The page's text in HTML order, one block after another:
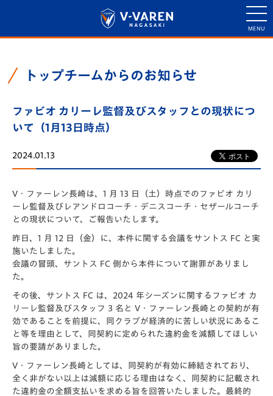
トップチームからのお知らせ
ファビオ カリーレ監督及びスタッフとの現状につ
いて（1月13日時点）
2024.01.13
V・ファーレン長崎は、1 月 13 日（土）時点でのファビオ カリ
ーレ監督及びレアンドロコーチ・デニスコーチ・セザールコーチ
との現状について、ご報告いたします。
昨日、1 月 12 日（金）に、本件に関する会議をサントス FC と実
施いたしました。
会議の冒頭、サントス FC 側から本件について謝罪がありまし
た。
その後、サントス FC は、2024 年シーズンに関するファビオ カ
リーレ監督及びスタッフ 3 名と V・ファーレン長崎との契約が有
効であることを前提に、同クラブが経済的に苦しい状況にあるこ
と等を理由として、同契約に定められた違約金を減額してほしい
旨の要請がありました。
V・ファーレン長崎としては、同契約が有効に締結されており、
全く非がない以上は減額に応じる理由はなく、同契約に記載され
た違約金の全額支払いを求める旨を回答いたしました。最終的